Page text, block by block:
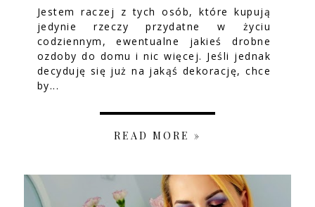
Jestem raczej z tych osób, które kupują
jedynie rzeczy przydatne w życiu
codziennym, ewentualne jakieś drobne
ozdoby do domu i nic więcej. Jeśli jednak
decyduję się już na jakąś dekorację, chce
by...
READ MORE »